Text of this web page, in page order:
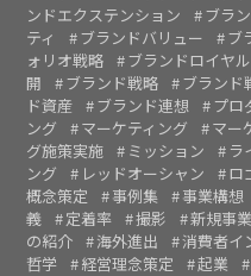
ンドエクステンション
ブラ
ティ
ブランドバリュー ブ
ォリオ戦略
ブランドロイヤ
開
ブランド戦略 ブランド
ド資産
ブランド連想 プロ
ング
マーケティング マー
グ施策実施
ミッション ラ
ング
レッドオーシャン ロ
概念策定
事例集 事業構想
義
定着率 撮影 新規事業
の紹介
海外進出 消費者イ
哲学
経営理念策定 起業